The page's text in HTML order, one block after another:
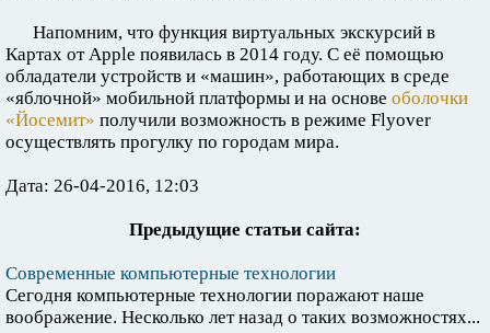
Напомним, что функция виртуальных экскурсий в
Картах от Apple появилась в 2014 году. С её помощью
обладатели устройств и «машин», работающих в среде
«яблочной» мобильной платформы и на основе оболочки
«Йосемит» получили возможность в режиме Flyover
осуществлять прогулку по городам мира.
Дата: 26-04-2016, 12:03
Предыдущие статьи сайта:
Современные компьютерные технологии
Сегодня компьютерные технологии поражают наше
воображение. Несколько лет назад о таких возможностях...